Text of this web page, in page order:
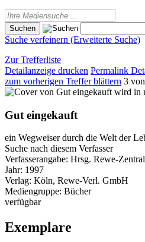
Suche verfeinern (Erweiterte Suche)
Zur Trefferliste
Detailanzeige drucken Permalink
zum vorherigen Treffer blättern 3
wird in
Gut eingekauft
ein Wegweiser durch die Welt der
Suche nach diesem Verfasser
Verfasserangabe: Hrsg. Rewe-
Jahr: 1997
Verlag: Köln, Rewe-Verl. GmbH
Mediengruppe: Bücher
verfügbar
Exemplare